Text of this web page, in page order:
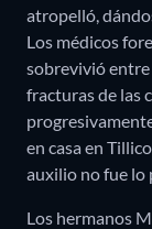
atropelló,
Los médicos
sobrevivió entre
fracturas de las
en casa en
auxilio no fue lo
Los hermanos